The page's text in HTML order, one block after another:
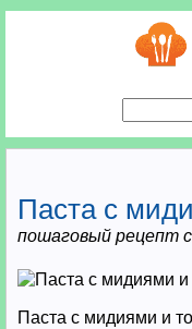
Паста с
пошаговый рецепт
Паста с мидиями и